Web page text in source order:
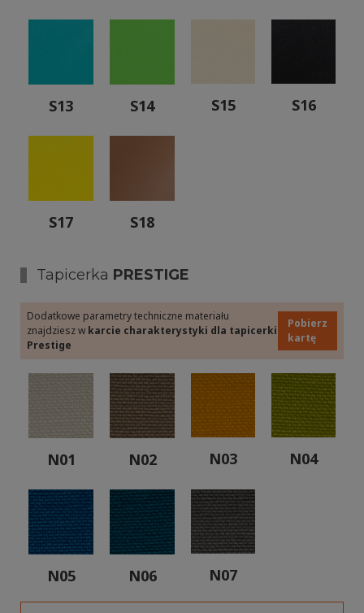
S13 S14 S15 S16
S17 S18
Tapicerka PRESTIGE
Dodatkowe parametry techniczne materiału
znajdziesz w karcie charakterystyki dla tapicerki
Prestige
Pobierz
kartę
N01 N02 N03 N04
N05 N06 N07